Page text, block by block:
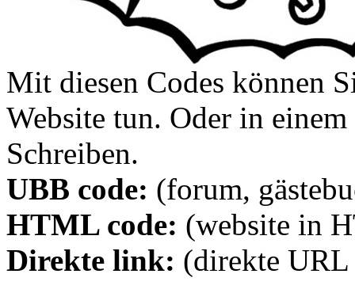
Mit diesen Codes können
Website tun. Oder in
Schreiben.
UBB code: (forum,
HTML code: (website in
Direkte link: (direkte